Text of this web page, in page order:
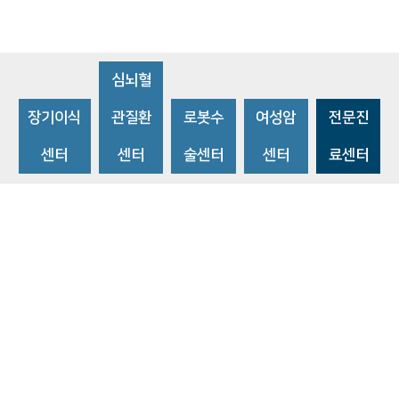
장기이식
센터
심뇌혈
관질환
센터
로봇수
술센터
여성암
센터
전문진
료센터